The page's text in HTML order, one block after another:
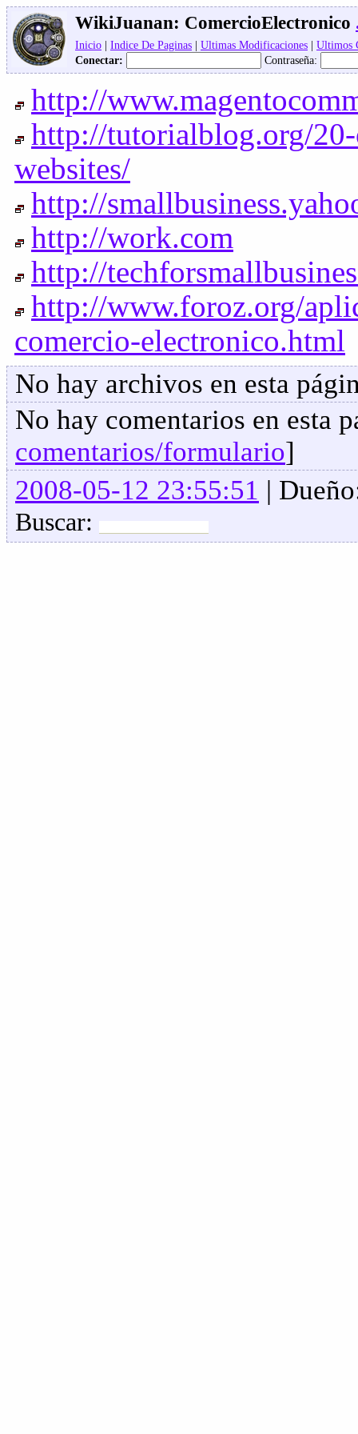
WikiJuanan: ComercioElectronico
Inicio | Indice De Paginas | Ultimas Modificaciones | Ultimos
Conectar:
Contraseña:
http://
http://tutorialblog.org/
websites/
http://
http://work.com
http://
http://www.foroz.org/
comercio-electronico.html
No hay archivos en esta
No hay comentarios en esta
comentarios/formulario]
2008-05-12 23:55:51 |
Buscar: